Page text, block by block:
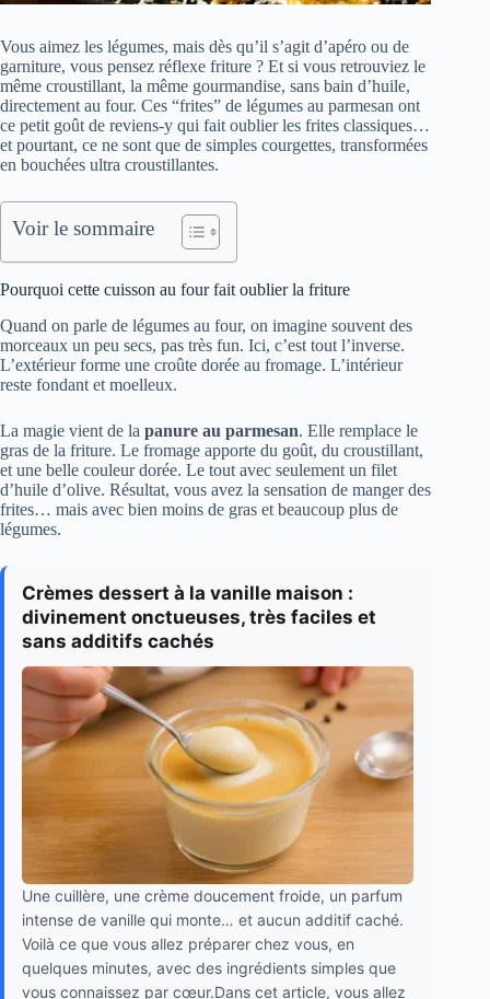
Vous aimez les légumes, mais dès qu’il s’agit d’apéro ou de
garniture, vous pensez réflexe friture ? Et si vous retrouviez le
même croustillant, la même gourmandise, sans bain d’huile,
directement au four. Ces “frites” de légumes au parmesan ont
ce petit goût de reviens-y qui fait oublier les frites classiques…
et pourtant, ce ne sont que de simples courgettes, transformées
en bouchées ultra croustillantes.
Voir le sommaire
Pourquoi cette cuisson au four fait oublier la friture
Quand on parle de légumes au four, on imagine souvent des
morceaux un peu secs, pas très fun. Ici, c’est tout l’inverse.
L’extérieur forme une croûte dorée au fromage. L’intérieur
reste fondant et moelleux.
La magie vient de la panure au parmesan. Elle remplace le
gras de la friture. Le fromage apporte du goût, du croustillant,
et une belle couleur dorée. Le tout avec seulement un filet
d’huile d’olive. Résultat, vous avez la sensation de manger des
frites… mais avec bien moins de gras et beaucoup plus de
légumes.
Crèmes dessert à la vanille maison :
divinement onctueuses, très faciles et
sans additifs cachés
Une cuillère, une crème doucement froide, un parfum
intense de vanille qui monte… et aucun additif caché.
Voilà ce que vous allez préparer chez vous, en
quelques minutes, avec des ingrédients simples que
vous connaissez par cœur.Dans cet article, vous allez